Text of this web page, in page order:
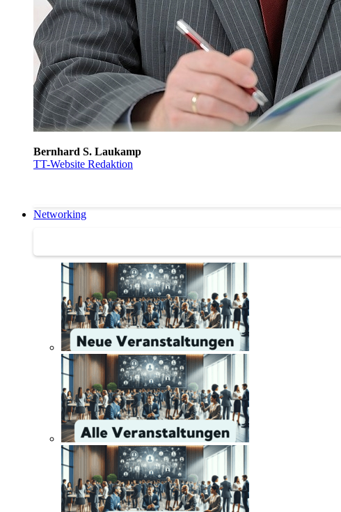
Bernhard S. Laukamp
TT-Website Redaktion
Networking